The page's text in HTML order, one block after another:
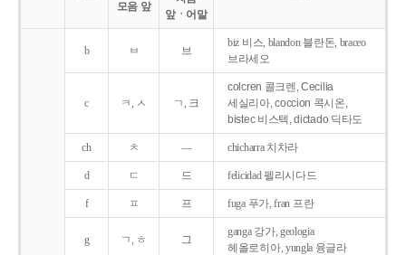
모음 앞
앞ㆍ어말
b ㅂ 브
biz 비스, blandon 블란돈, braceo
브라세오
c ㅋ, ㅅ ㄱ, 크
colcren 콜크렌, Cecilia
세실리아, coccion 콕시온,
bistec 비스텍, dictado 딕타도
ch ㅊ ― chicharra 치차라
d ㄷ 드 felicidad 펠리시다드
f ㅍ 프 fuga 푸가, fran 프란
g ㄱ, ㅎ 그
ganga 강가, geologia
헤올로히아, yungla 융글라